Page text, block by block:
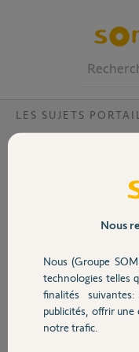
Volet
Sécurité
Domotique
LES SUJETS PORTAIL
moteur de
a l' ouverture du portail,
Françoise V.
Réponses
Nous
Nous (Groupe
technologies telles
finalités
publicités, offrir une
notre trafic.